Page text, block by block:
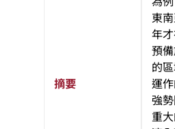
摘要
東
年
預
的
運
強
重